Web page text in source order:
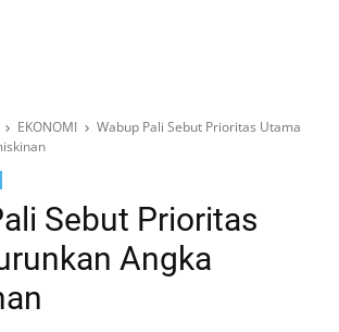
EKONOMI
Wabup Pali Sebut Prioritas Utama
Sebut Prioritas
Angka